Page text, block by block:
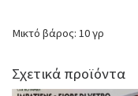
Μικτό βάρος: 10 γρ
Σχετικά προϊόντα